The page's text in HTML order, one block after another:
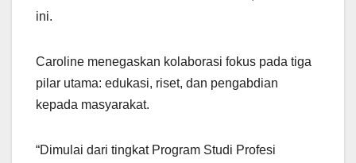
ini.
Caroline menegaskan kolaborasi fokus pada tiga
pilar utama: edukasi, riset, dan pengabdian
kepada masyarakat.
“Dimulai dari tingkat Program Studi Profesi